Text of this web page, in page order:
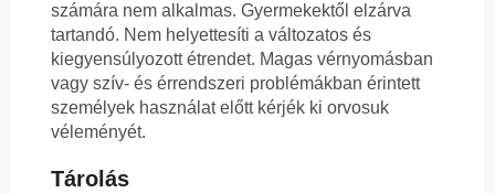
számára nem alkalmas. Gyermekektől elzárva
tartandó. Nem helyettesíti a változatos és
kiegyensúlyozott étrendet. Magas vérnyomásban
vagy szív- és érrendszeri problémákban érintett
személyek használat előtt kérjék ki orvosuk
véleményét.
Tárolás